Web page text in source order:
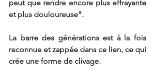
peut que rendre encore plus effrayante
et plus douloureuse".
La barre des générations est à la fois
reconnue et zappée dans ce lien, ce qui
crée une forme de clivage.